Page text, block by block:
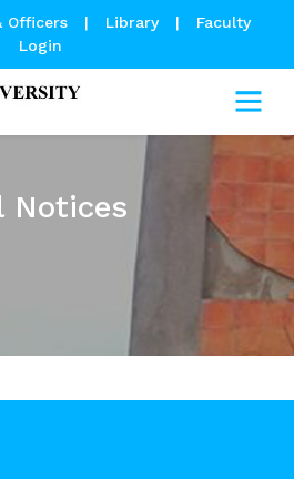
Officers | Library |
Faculty
Login
Notices